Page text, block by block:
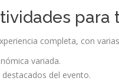
completa, con
variada.
del evento.